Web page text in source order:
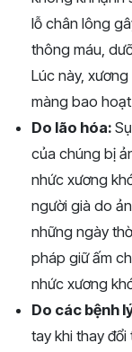
lỗ chân lông
thông máu,
Lúc này,
màng bao
Do lão hóa:
của chúng bị
nhức xương
người già do
những ngày
pháp giữ ấm
nhức xương
Do các bệnh
tay khi thay